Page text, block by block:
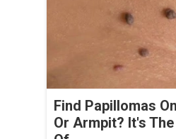
Find Papillomas
Or Armpit? It's